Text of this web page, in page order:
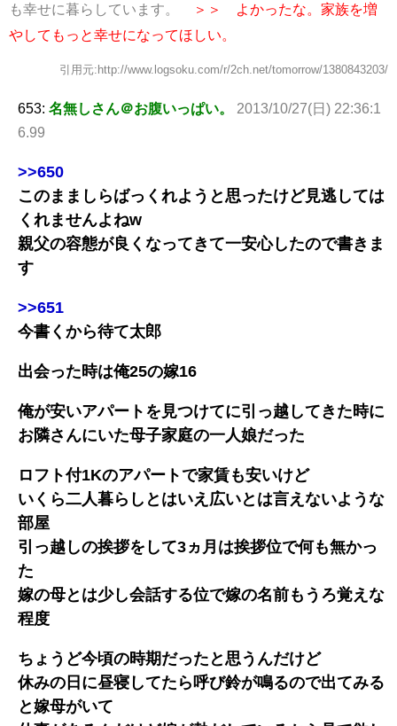
も幸せに暮らしています。
＞＞ よかったな。家族を増
やしてもっと幸せになってほしい。
引用元:http://www.logsoku.com/r/2ch.net/tomorrow/1380843203/
653: 名無しさん＠お腹いっぱい。
2013/10/27(日) 22:36:1
6.99
>>650
このまましらばっくれようと思ったけど見逃しては
くれませんよねw
親父の容態が良くなってきて一安心したので書きま
す
>>651
今書くから待て太郎
出会った時は俺25の嫁16
俺が安いアパートを見つけてに引っ越してきた時に
お隣さんにいた母子家庭の一人娘だった
ロフト付1Kのアパートで家賃も安いけど
いくら二人暮らしとはいえ広いとは言えないような
部屋
引っ越しの挨拶をして3ヵ月は挨拶位で何も無かっ
た
嫁の母とは少し会話する位で嫁の名前もうろ覚えな
程度
ちょうど今頃の時期だったと思うんだけど
休みの日に昼寝してたら呼び鈴が鳴るので出てみる
と嫁母がいて